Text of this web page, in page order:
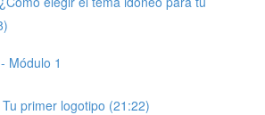
Módulo 1
primer logotipo (21:22)